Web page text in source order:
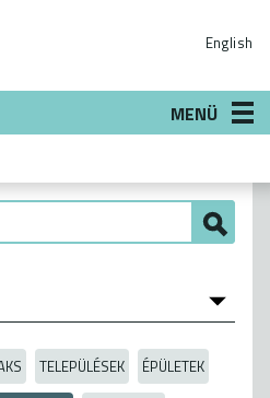
English
MENÜ
TELEPÜLÉSEK
ÉPÜLETEK